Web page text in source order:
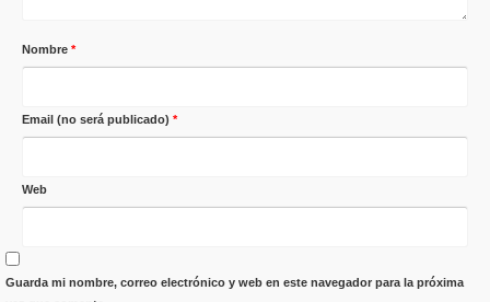
Nombre *
Email (no será publicado) *
Web
Guarda mi nombre, correo electrónico y web en este navegador para la próxima